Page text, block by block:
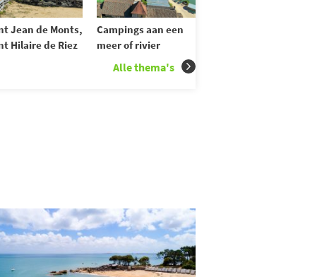
Jean de Monts,
Hilaire de Riez
Campings aan een
meer of rivier
Alle thema's